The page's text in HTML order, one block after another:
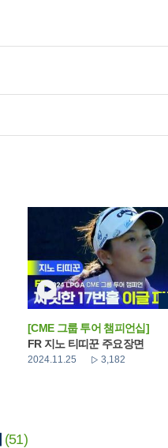
[CME 그룹 투어 챔피언십]
FR 지노 티띠꾼 주요장면
2024.11.25 3,182
(51)